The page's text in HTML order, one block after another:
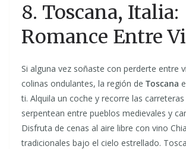
8. Toscana, Italia:
Romance Entre
Si alguna vez soñaste con perderte entre
colinas ondulantes, la región de Toscana
ti. Alquila un coche y recorre las
serpentean entre pueblos medievales y
Disfruta de cenas al aire libre con vino
tradicionales bajo el cielo estrellado.